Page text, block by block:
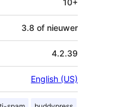
3.8 of nieuwer
4.2.39
English (US)